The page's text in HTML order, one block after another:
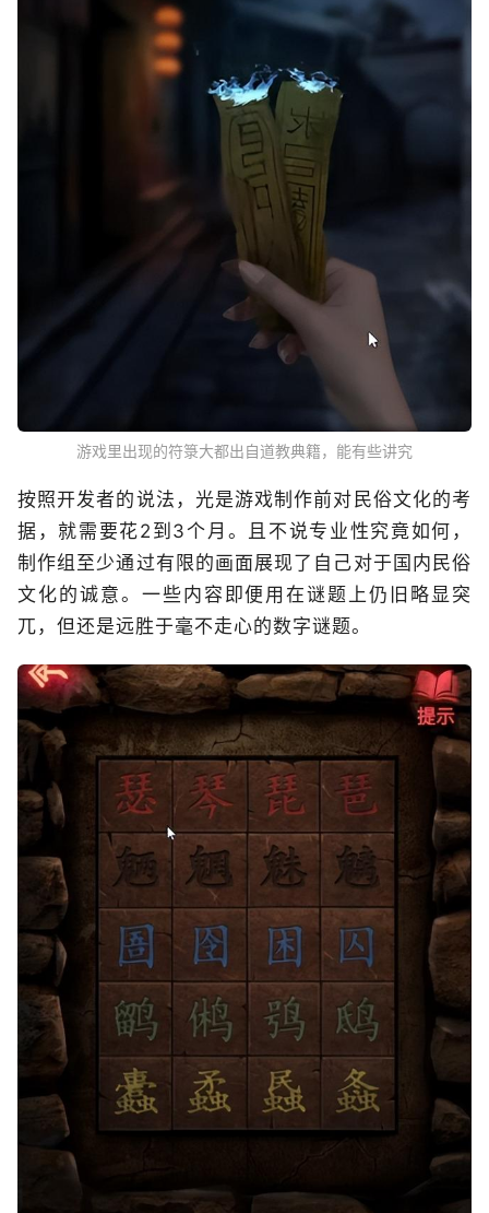
游戏里出现的符箓大都出自道教典籍，能有些讲究
按照开发者的说法，光是游戏制作前对民俗文化的考
据，就需要花2到3个月。且不说专业性究竟如何，
制作组至少通过有限的画面展现了自己对于国内民俗
文化的诚意。一些内容即便用在谜题上仍旧略显突
兀，但还是远胜于毫不走心的数字谜题。